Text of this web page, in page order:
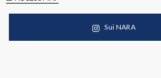
Sui NARA